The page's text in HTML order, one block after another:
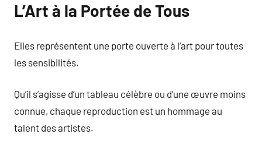
L’Art à la Portée de Tous
Elles représentent une porte ouverte à l’art pour toutes
les sensibilités.
Qu’il s’agisse d’un tableau célèbre ou d’une œuvre moins
connue, chaque reproduction est un hommage au
talent des artistes.